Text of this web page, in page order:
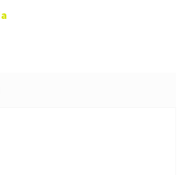
je 5 z 5 hvězdiček.